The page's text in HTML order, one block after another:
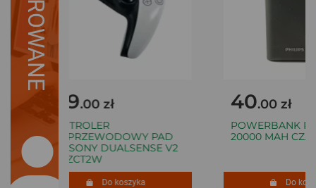
189.00 zł
KONTROLER
BEZPRZEWODOWY PAD
PS5 SONY DUALSENSE V2
CFI-ZCT2W
Do koszyka
40.00 zł
POWERBANK
20000 MAH
Do